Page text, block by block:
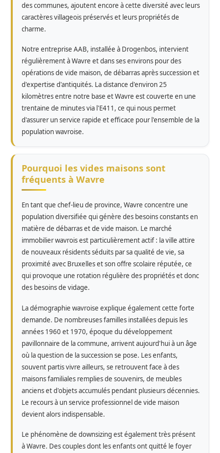
des communes, ajoutent encore à cette diversité avec leurs
caractères villageois préservés et leurs propriétés de
charme.
Notre entreprise AAB, installée à Drogenbos, intervient
régulièrement à Wavre et dans ses environs pour des
opérations de vide maison, de débarras après succession et
d'expertise d'antiquités. La distance d'environ 25
kilomètres entre notre base et Wavre est couverte en une
trentaine de minutes via l'E411, ce qui nous permet
d'assurer un service rapide et efficace pour l'ensemble de la
population wavroise.
Pourquoi les vides maisons sont
fréquents à Wavre
En tant que chef-lieu de province, Wavre concentre une
population diversifiée qui génère des besoins constants en
matière de débarras et de vide maison. Le marché
immobilier wavrois est particulièrement actif : la ville attire
de nouveaux résidents séduits par sa qualité de vie, sa
proximité avec Bruxelles et son offre scolaire réputée, ce
qui provoque une rotation régulière des propriétés et donc
des besoins de vidage.
La démographie wavroise explique également cette forte
demande. De nombreuses familles installées depuis les
années 1960 et 1970, époque du développement
pavillonnaire de la commune, arrivent aujourd'hui à un âge
où la question de la succession se pose. Les enfants,
souvent partis vivre ailleurs, se retrouvent face à des
maisons familiales remplies de souvenirs, de meubles
anciens et d'objets accumulés pendant plusieurs décennies.
Le recours à un service professionnel de vide maison
devient alors indispensable.
Le phénomène de downsizing est également très présent
à Wavre. Des couples dont les enfants ont quitté le foyer